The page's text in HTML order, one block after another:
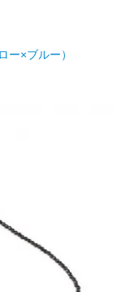
×ブルー）